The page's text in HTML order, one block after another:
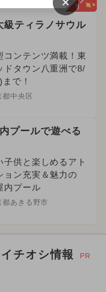
アート
級ティラノサウル
コンテンツ満載！東
ドタウン八重洲で8/
で！
都中央区
プールで遊べる
子供と楽しめるアト
ョン充実＆魅力の
内プール
都あきる野市
チオシ情報 PR